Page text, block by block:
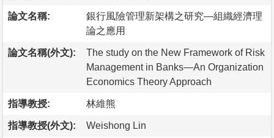
論文名稱:
銀行風險管理新架構之研究—組織經濟理
論之應用
論文名稱(外文):
The study on the New Framework of Risk
Management in Banks—An Organization
Economics Theory Approach
指導教授: 林維熊
指導教授(外文): Weishong Lin